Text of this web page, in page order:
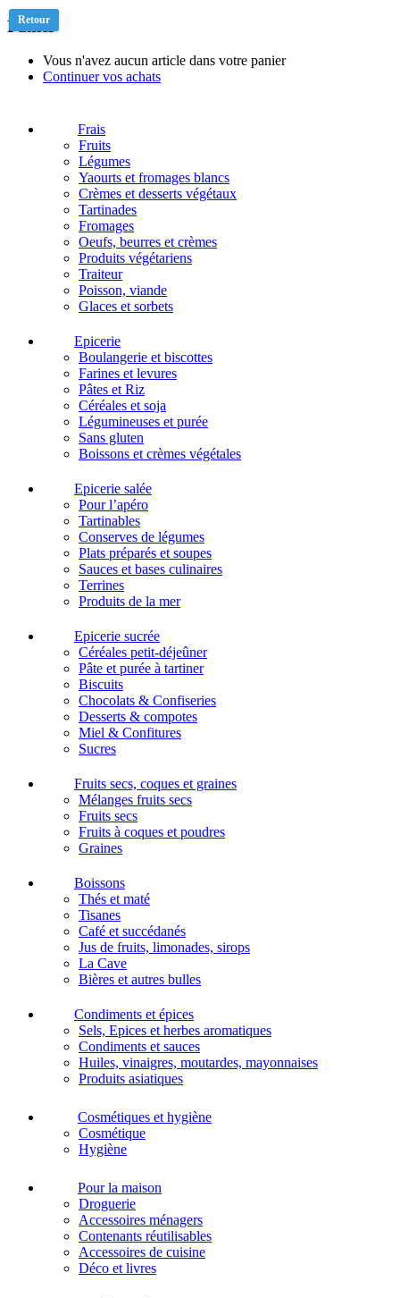
Panier
Vous n'avez aucun article dans votre panier
Continuer vos achats
Frais
Fruits
Légumes
Yaourts et fromages blancs
Crèmes et desserts végétaux
Tartinades
Fromages
Oeufs, beurres et crèmes
Produits végétariens
Traiteur
Poisson, viande
Glaces et sorbets
Epicerie
Boulangerie et biscottes
Farines et levures
Pâtes et Riz
Céréales et soja
Légumineuses et purée
Sans gluten
Boissons et crèmes végétales
Epicerie salée
Pour l’apéro
Tartinables
Conserves de légumes
Plats préparés et soupes
Sauces et bases culinaires
Terrines
Produits de la mer
Epicerie sucrée
Céréales petit-déjeûner
Pâte et purée à tartiner
Biscuits
Chocolats & Confiseries
Desserts & compotes
Miel & Confitures
Sucres
Fruits secs, coques et graines
Mélanges fruits secs
Fruits secs
Fruits à coques et poudres
Graines
Boissons
Thés et maté
Tisanes
Café et succédanés
Jus de fruits, limonades, sirops
La Cave
Bières et autres bulles
Condiments et épices
Sels, Epices et herbes aromatiques
Condiments et sauces
Huiles, vinaigres, moutardes, mayonnaises
Produits asiatiques
Cosmétiques et hygiène
Cosmétique
Hygiène
Pour la maison
Droguerie
Accessoires ménagers
Contenants réutilisables
Accessoires de cuisine
Déco et livres
Retour